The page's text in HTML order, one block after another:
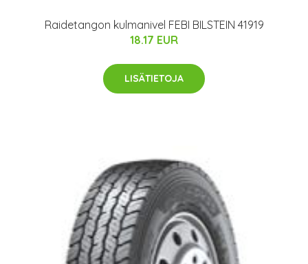
Raidetangon kulmanivel FEBI BILSTEIN 41919
18.17 EUR
LISÄTIETOJA